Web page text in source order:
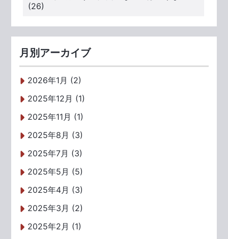
(26)
月別アーカイブ
2026年1月 (2)
2025年12月 (1)
2025年11月 (1)
2025年8月 (3)
2025年7月 (3)
2025年5月 (5)
2025年4月 (3)
2025年3月 (2)
2025年2月 (1)